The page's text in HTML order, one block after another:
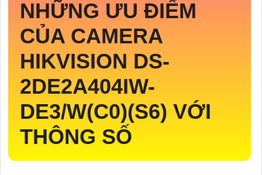
NHỮNG ƯU ĐIỂM
CỦA CAMERA
HIKVISION DS-
2DE2A404IW-
DE3/W(C0)(S6) VỚI
THÔNG SỐ